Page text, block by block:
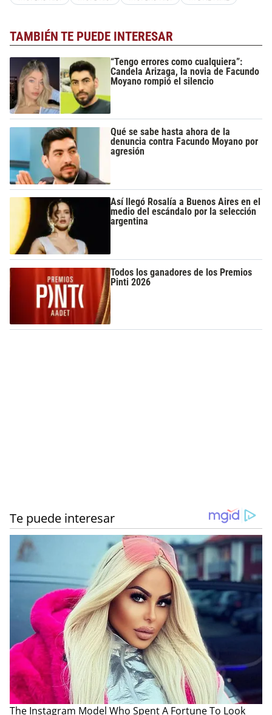
TAMBIÉN TE PUEDE INTERESAR
“Tengo errores como cualquiera”:
Candela Arizaga, la novia de Facundo
Moyano rompió el silencio
Qué se sabe hasta ahora de la
denuncia contra Facundo Moyano por
agresión
Así llegó Rosalía a Buenos Aires en el
medio del escándalo por la selección
argentina
Todos los ganadores de los Premios
Pinti 2026